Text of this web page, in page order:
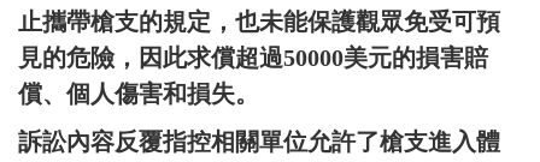
止攜帶槍支的規定，也未能保護觀眾免受可預
見的危險，因此求償超過50000美元的損害賠
償、個人傷害和損失。
訴訟內容反覆指控相關單位允許了槍支進入體